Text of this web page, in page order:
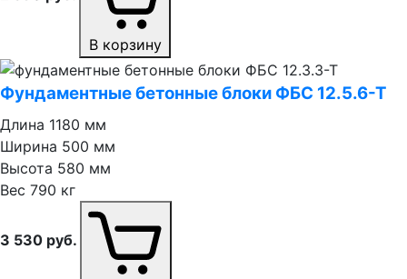
В корзину
Фундаментные бетонные блоки ФБС 12.5.6⁠-⁠Т
Длина 1180 мм
Ширина 500 мм
Высота 580 мм
Вес 790 кг
3 530 руб.